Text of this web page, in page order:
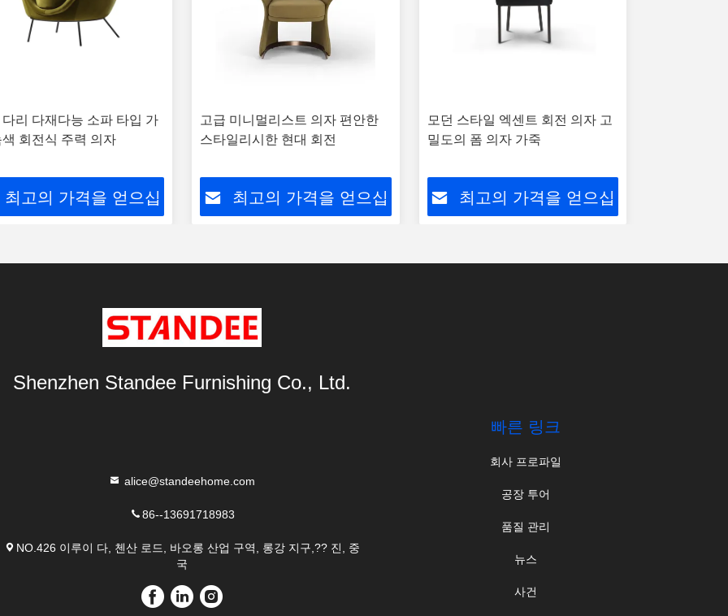
다리 다재다능 소파 타입 가
색 회전식 주력 의자
최고의 가격을 얻으십
고급 미니멀리스트 의자 편안한
스타일리시한 현대 회전
최고의 가격을 얻으십
모던 스타일 엑센트 회전 의자 고
밀도의 폼 의자 가죽
최고의 가격을 얻으십
Shenzhen Standee Furnishing Co., Ltd.
alice@standeehome.com
86--13691718983
NO.426 이루이 다, 첸산 로드, 바오롱 산업 구역, 롱강 지구,?? 진, 중
국
빠른 링크
회사 프로파일
공장 투어
품질 관리
뉴스
사건